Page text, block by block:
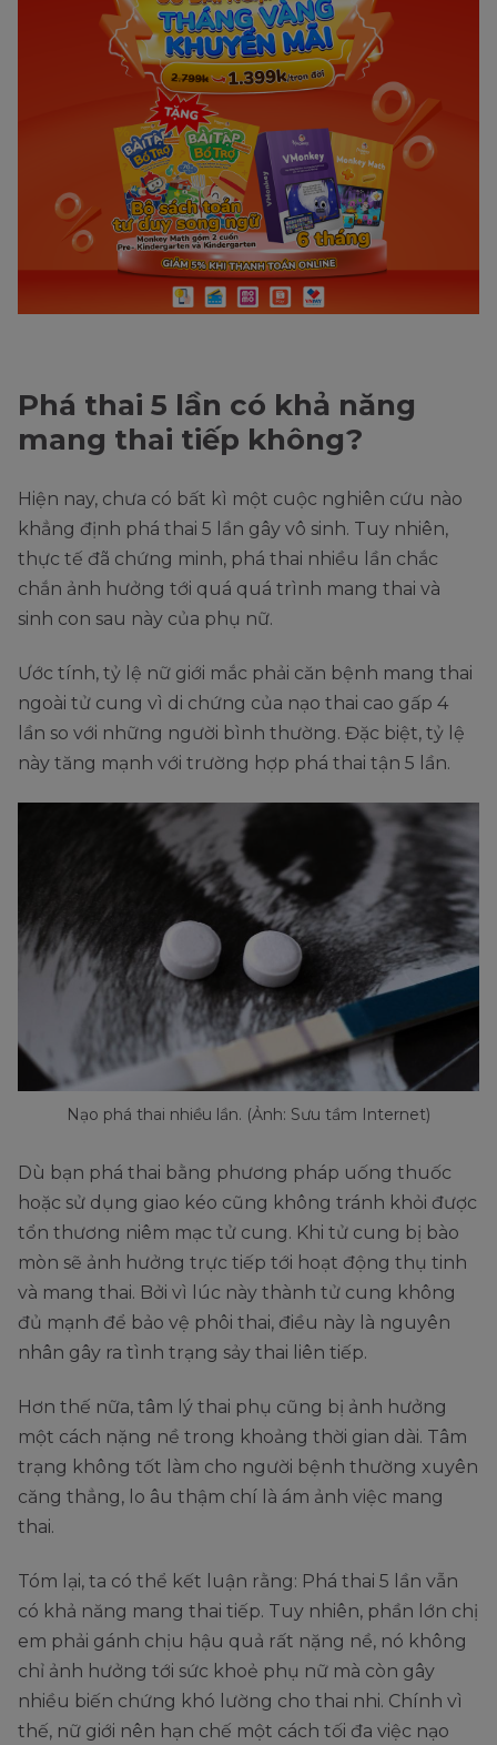
Phá thai 5 lần có khả năng
mang thai tiếp không?
Hiện nay, chưa có bất kì một cuộc nghiên cứu nào
khẳng định phá thai 5 lần gây vô sinh. Tuy nhiên,
thực tế đã chứng minh, phá thai nhiều lần chắc
chắn ảnh hưởng tới quá quá trình mang thai và
sinh con sau này của phụ nữ.
Ước tính, tỷ lệ nữ giới mắc phải căn bệnh mang thai
ngoài tử cung vì di chứng của nạo thai cao gấp 4
lần so với những người bình thường. Đặc biệt, tỷ lệ
này tăng mạnh với trường hợp phá thai tận 5 lần.
Nạo phá thai nhiều lần. (Ảnh: Sưu tầm Internet)
Dù bạn phá thai bằng phương pháp uống thuốc
hoặc sử dụng giao kéo cũng không tránh khỏi được
tổn thương niêm mạc tử cung. Khi tử cung bị bào
mòn sẽ ảnh hưởng trực tiếp tới hoạt động thụ tinh
và mang thai. Bởi vì lúc này thành tử cung không
đủ mạnh để bảo vệ phôi thai, điều này là nguyên
nhân gây ra tình trạng sảy thai liên tiếp.
Hơn thế nữa, tâm lý thai phụ cũng bị ảnh hưởng
một cách nặng nề trong khoảng thời gian dài. Tâm
trạng không tốt làm cho người bệnh thường xuyên
căng thẳng, lo âu thậm chí là ám ảnh việc mang
thai.
Tóm lại, ta có thể kết luận rằng: Phá thai 5 lần vẫn
có khả năng mang thai tiếp. Tuy nhiên, phần lớn chị
em phải gánh chịu hậu quả rất nặng nề, nó không
chỉ ảnh hưởng tới sức khoẻ phụ nữ mà còn gây
nhiều biến chứng khó lường cho thai nhi. Chính vì
thế, nữ giới nên hạn chế một cách tối đa việc nạo